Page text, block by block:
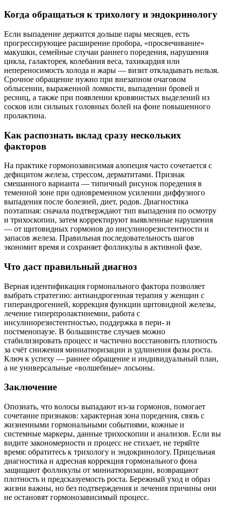
Когда обращаться к трихологу и эндокринологу
Если выпадение держится дольше пары месяцев, есть
прогрессирующее расширение пробора, «просвечивание»
макушки, семейные случаи раннего поредения, нарушения
цикла, галакторея, колебания веса, тахикардия или
непереносимость холода и жары — визит откладывать нельзя.
Срочное обращение нужно при внезапном очаговом
облысении, выраженной ломкости, выпадении бровей и
ресниц, а также при появлении кровянистых выделений из
сосков или сильных головных болей на фоне повышенного
пролактина.
Как распознать вклад сразу нескольких
факторов
На практике гормонозависимая алопеция часто сочетается с
дефицитом железа, стрессом, дерматитами. Признак
смешанного варианта — типичный рисунок поредения в
теменной зоне при одновременном усилении диффузного
выпадения после болезней, диет, родов. Диагностика
поэтапная: сначала подтверждают тип выпадения по осмотру
и трихоскопии, затем корректируют выявленные нарушения
— от щитовидных гормонов до инсулинорезистентности и
запасов железа. Правильная последовательность шагов
экономит время и сохраняет фолликулы в активной фазе.
Что даст правильный диагноз
Верная идентификация гормонального фактора позволяет
выбрать стратегию: антиандрогенная терапия у женщин с
гиперандрогенией, коррекция функции щитовидной железы,
лечение гиперпролактинемии, работа с
инсулинорезистентностью, поддержка в пери- и
постменопаузе. В большинстве случаев можно
стабилизировать процесс и частично восстановить плотность
за счёт снижения миниатюризации и удлинения фазы роста.
Ключ к успеху — раннее обращение и индивидуальный план,
а не универсальные «волшебные» лосьоны.
Заключение
Опознать, что волосы выпадают из‑за гормонов, помогает
сочетание признаков: характерная зона поредения, связь с
жизненными гормональными событиями, кожные и
системные маркеры, данные трихоскопии и анализов. Если вы
видите закономерности и процесс не стихает, не теряйте
время: обратитесь к трихологу и эндокринологу. Прицельная
диагностика и адресная коррекция гормонального фона
защищают фолликулы от миниатюризации, возвращают
плотность и предсказуемость роста. Бережный уход и образ
жизни важны, но без подтверждения и лечения причины они
не остановят гормонозависимый процесс.